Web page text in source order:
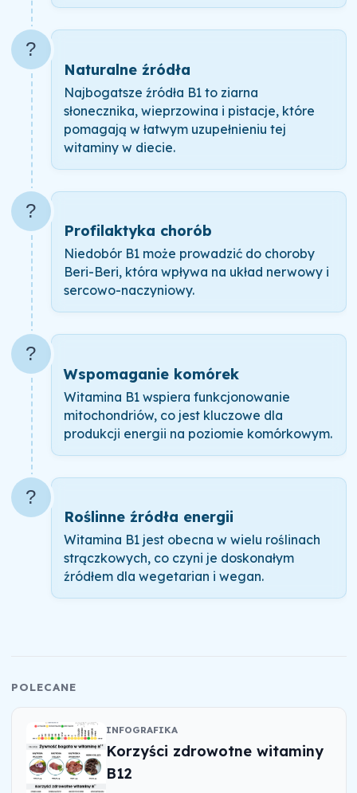
?
Naturalne źródła
Najbogatsze źródła B1 to ziarna
słonecznika, wieprzowina i pistacje, które
pomagają w łatwym uzupełnieniu tej
witaminy w diecie.
?
Profilaktyka chorób
Niedobór B1 może prowadzić do choroby
Beri-Beri, która wpływa na układ nerwowy i
sercowo-naczyniowy.
?
Wspomaganie komórek
Witamina B1 wspiera funkcjonowanie
mitochondriów, co jest kluczowe dla
produkcji energii na poziomie komórkowym.
?
Roślinne źródła energii
Witamina B1 jest obecna w wielu roślinach
strączkowych, co czyni je doskonałym
źródłem dla wegetarian i wegan.
POLECANE
INFOGRAFIKA
Korzyści zdrowotne witaminy
B12